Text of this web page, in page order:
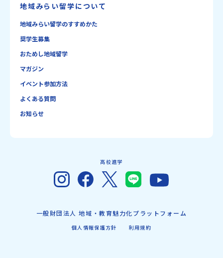
地域みらい留学について
地域みらい留学のすすめかた
奨学生募集
おためし地域留学
マガジン
イベント参加方法
よくある質問
お知らせ
高校進学
一般財団法人 地域・教育魅力化プラットフォーム
個人情報保護方針 利用規約